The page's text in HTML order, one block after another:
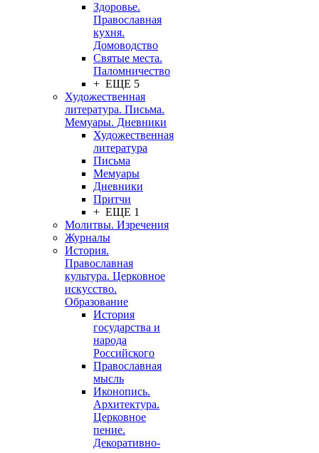
Здоровье.
Православная
кухня.
Домоводство
Святые места.
Паломничество
+ ЕЩЕ 5
Художественная
литература. Письма.
Мемуары. Дневники
Художественная
литература
Письма
Мемуары
Дневники
Притчи
+ ЕЩЕ 1
Молитвы. Изречения
Журналы
История.
Православная
культура. Церковное
искусство.
Образование
История
государства и
народа
Российского
Православная
мысль
Иконопись.
Архитектура.
Церковное
пение.
Декоративно-